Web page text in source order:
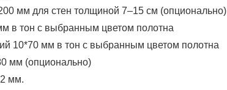
мм для стен толщиной 7–15 см (опционально)
в тон с выбранным цветом полотна
10*70 мм в тон с выбранным цветом полотна
мм (опционально)
мм.